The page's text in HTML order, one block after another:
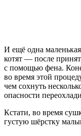
И ещё одна
котят — после
с помощью фена.
во время этой
чем сохнуть
опасности
Кстати, во время
густую шёрстку